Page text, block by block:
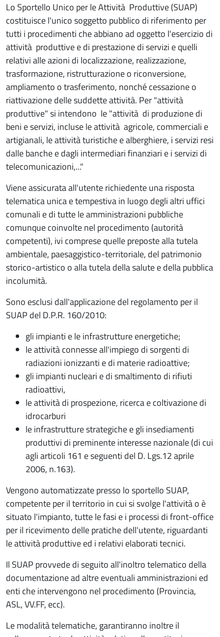
Lo Sportello Unico per le Attività Produttive (SUAP)
costituisce l'unico soggetto pubblico di riferimento per
tutti i procedimenti che abbiano ad oggetto l'esercizio di
attività produttive e di prestazione di servizi e quelli
relativi alle azioni di localizzazione, realizzazione,
trasformazione, ristrutturazione o riconversione,
ampliamento o trasferimento, nonché cessazione o
riattivazione delle suddette attività. Per "attività
produttive" si intendono le "attività di produzione di
beni e servizi, incluse le attività agricole, commerciali e
artigianali, le attività turistiche e alberghiere, i servizi resi
dalle banche e dagli intermediari finanziari e i servizi di
telecomunicazioni,..."
Viene assicurata all'utente richiedente una risposta
telematica unica e tempestiva in luogo degli altri uffici
comunali e di tutte le amministrazioni pubbliche
comunque coinvolte nel procedimento (autorità
competenti), ivi comprese quelle preposte alla tutela
ambientale, paesaggistico-territoriale, del patrimonio
storico-artistico o alla tutela della salute e della pubblica
incolumità.
Sono esclusi dall'applicazione del regolamento per il
SUAP del D.P.R. 160/2010:
gli impianti e le infrastrutture energetiche;
le attività connesse all'impiego di sorgenti di
radiazioni ionizzanti e di materie radioattive;
gli impianti nucleari e di smaltimento di rifiuti
radioattivi,
le attività di prospezione, ricerca e coltivazione di
idrocarburi
le infrastrutture strategiche e gli insediamenti
produttivi di preminente interesse nazionale (di cui
agli articoli 161 e seguenti del D. Lgs.12 aprile
2006, n.163).
Vengono automatizzate presso lo sportello SUAP,
competente per il territorio in cui si svolge l'attività o è
situato l'impianto, tutte le fasi e i processi di front-office
per il ricevimento delle pratiche dell'utente, riguardanti
le attività produttive ed i relativi elaborati tecnici.
Il SUAP provvede di seguito all'inoltro telematico della
documentazione ad altre eventuali amministrazioni ed
enti che intervengono nel procedimento (Provincia,
ASL, VV.FF, ecc).
Le modalità telematiche, garantiranno inoltre il